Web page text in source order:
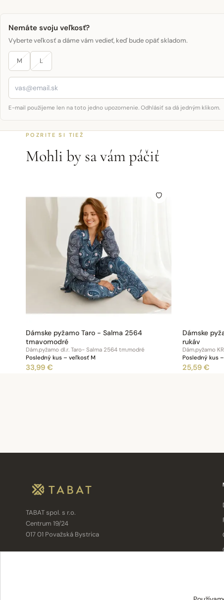
Nemáte svoju veľkosť?
Vyberte veľkosť a dáme vám vedieť, keď bude opäť skladom.
M L
E-mail použijeme len na toto jedno upozornenie. Odhlásiť sa dá jedným klikom.
POZRITE SI TIEŽ
Mohli by sa vám páčiť
Dámske pyžamo Taro - Salma 2564
tmavomodré
Dám.pyžamo dl.r. Taro- Salma 2564 tm.modré
Posledný kus – veľkosť M
33,99 €
Dámske
rukáv
Dám.pyžamo
Posledný kus
25,59 €
TABAT spol. s r.o.
Centrum 19/24
017 01 Považská Bystrica